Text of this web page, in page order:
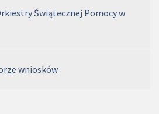
Świątecznej Pomocy w
wniosków